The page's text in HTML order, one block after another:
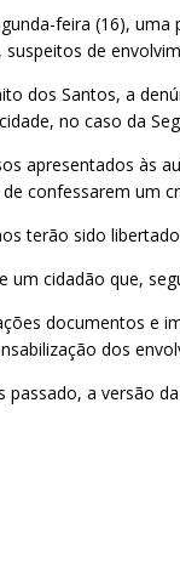
feira (16),
de
dos Santos, a
no caso da
apresentados às
confessarem um
terão sido
cidadão que,
documentos e
dos
a versão